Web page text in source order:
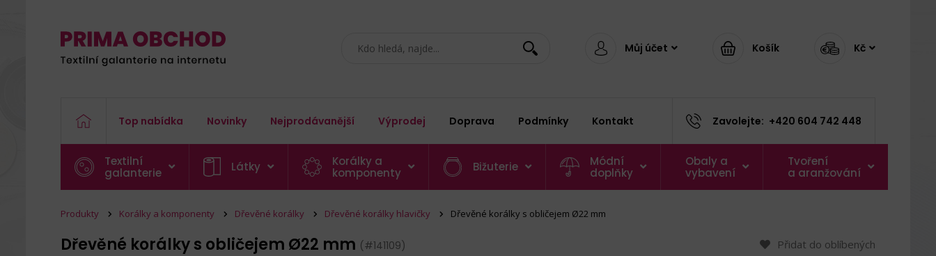
Můj účet Košík Kč
Top nabídka Novinky Nejprodávanější Výprodej Doprava Podmínky Kontakt Zavolejte: +420 604 742 448
Textilní
galanterie
Látky
Korálky a
komponenty
Bižuterie
Módní
doplňky
Obaly a
vybavení
Tvoření
a aranžování
Produkty Korálky a komponenty Dřevěné korálky Dřevěné korálky hlavičky Dřevěné korálky s obličejem Ø22 mm
Dřevěné korálky s obličejem Ø22 mm (#141109) Přidat do oblíbených